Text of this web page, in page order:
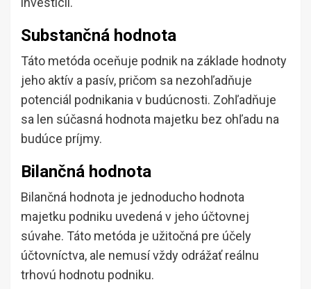
Substančná hodnota
Táto metóda oceňuje podnik na základe hodnoty
jeho aktív a pasív, pričom sa nezohľadňuje
potenciál podnikania v budúcnosti. Zohľadňuje
sa len súčasná hodnota majetku bez ohľadu na
budúce príjmy.
Bilančná hodnota
Bilančná hodnota je jednoducho hodnota
majetku podniku uvedená v jeho účtovnej
súvahe. Táto metóda je užitočná pre účely
účtovníctva, ale nemusí vždy odrážať reálnu
trhovú hodnotu podniku.